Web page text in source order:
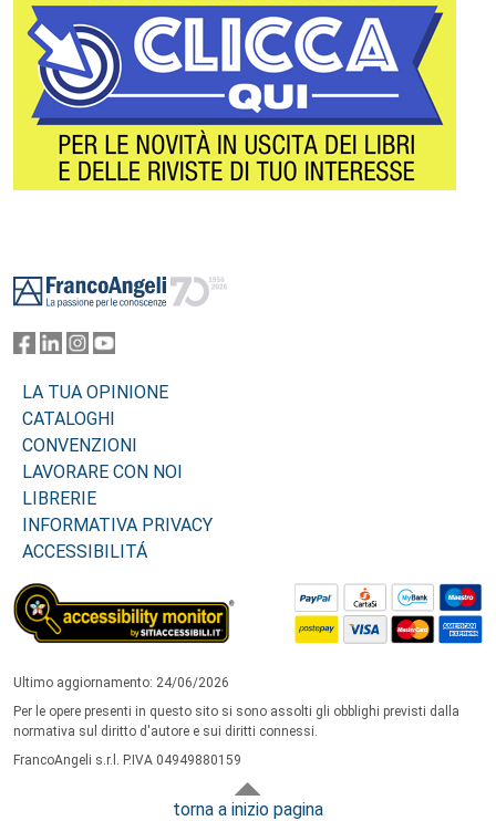
LA TUA OPINIONE
CATALOGHI
CONVENZIONI
LAVORARE CON NOI
LIBRERIE
INFORMATIVA PRIVACY
ACCESSIBILITÁ
Ultimo aggiornamento: 24/06/2026
Per le opere presenti in questo sito si sono assolti gli obblighi previsti dalla
normativa sul diritto d'autore e sui diritti connessi.
FrancoAngeli s.r.l. P.IVA 04949880159
torna a inizio pagina